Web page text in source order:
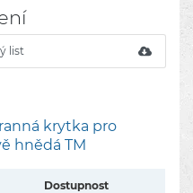
list
krytka pro
hnědá TM
Dostupnost